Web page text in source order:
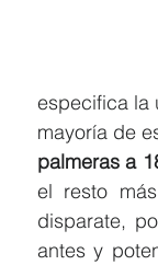
especifica la
mayoría de
palmeras a
el resto
disparate,
antes y